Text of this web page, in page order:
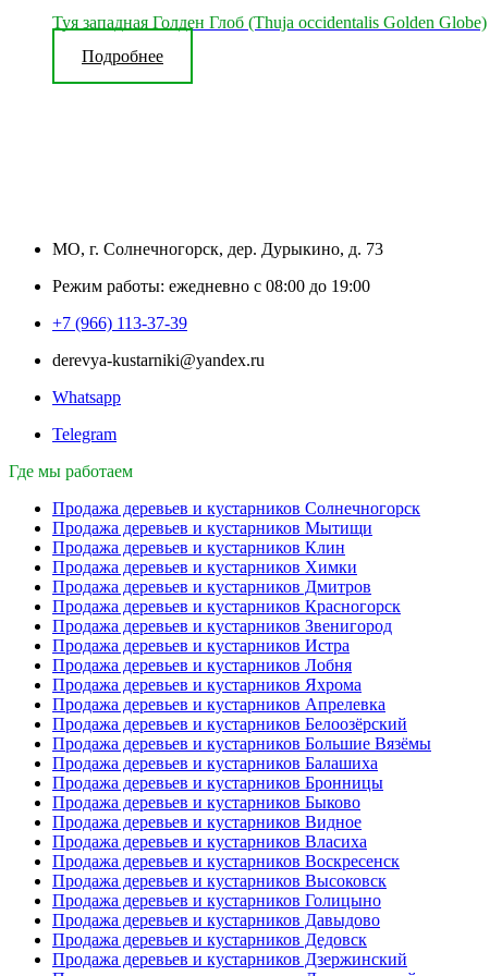
Туя западная Голден Глоб (Thuja occidentalis Golden Globe)
Подробнее
МО, г. Солнечногорск, дер. Дурыкино, д. 73
Режим работы: ежедневно с 08:00 до 19:00
+7 (966) 113-37-39
derevya-kustarniki@yandex.ru
Whatsapp
Telegram
Где мы работаем
Продажа деревьев и кустарников Солнечногорск
Продажа деревьев и кустарников Мытищи
Продажа деревьев и кустарников Клин
Продажа деревьев и кустарников Химки
Продажа деревьев и кустарников Дмитров
Продажа деревьев и кустарников Красногорск
Продажа деревьев и кустарников Звенигород
Продажа деревьев и кустарников Истра
Продажа деревьев и кустарников Лобня
Продажа деревьев и кустарников Яхрома
Продажа деревьев и кустарников Апрелевка
Продажа деревьев и кустарников Белоозёрский
Продажа деревьев и кустарников Большие Вязёмы
Продажа деревьев и кустарников Балашиха
Продажа деревьев и кустарников Бронницы
Продажа деревьев и кустарников Быково
Продажа деревьев и кустарников Видное
Продажа деревьев и кустарников Власиха
Продажа деревьев и кустарников Воскресенск
Продажа деревьев и кустарников Высоковск
Продажа деревьев и кустарников Голицыно
Продажа деревьев и кустарников Давыдово
Продажа деревьев и кустарников Дедовск
Продажа деревьев и кустарников Дзержинский